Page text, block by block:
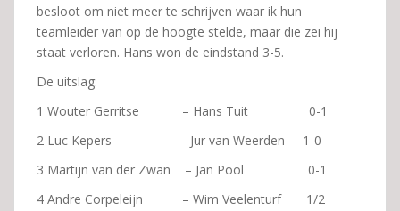
besloot om niet meer te schrijven waar ik hun
teamleider van op de hoogte stelde, maar die zei hij
staat verloren. Hans won de eindstand 3-5.
De uitslag:
1 Wouter Gerritse – Hans Tuit 0-1
2 Luc Kepers – Jur van Weerden 1-0
3 Martijn van der Zwan – Jan Pool 0-1
4 Andre Corpeleijn – Wim Veelenturf 1/2